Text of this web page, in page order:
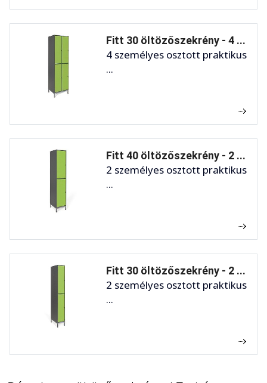
Fitt 30 öltözőszekrény - 4 ...
4 személyes osztott praktikus
...
Fitt 40 öltözőszekrény - 2 ...
2 személyes osztott praktikus
...
Fitt 30 öltözőszekrény - 2 ...
2 személyes osztott praktikus
...